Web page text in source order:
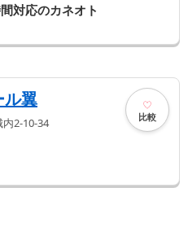
対応のカネオト
ル翼
内2-10-34 比較